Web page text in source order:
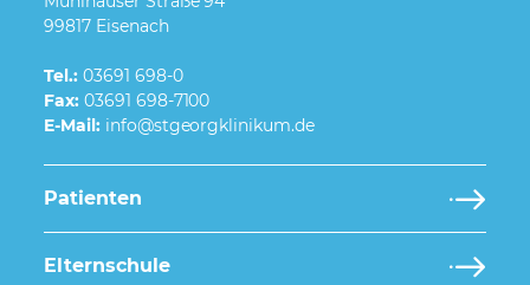
99817 Eisenach
Tel.: 03691 698-0
Fax: 03691 698-7100
E-Mail:
Patienten
Elternschule